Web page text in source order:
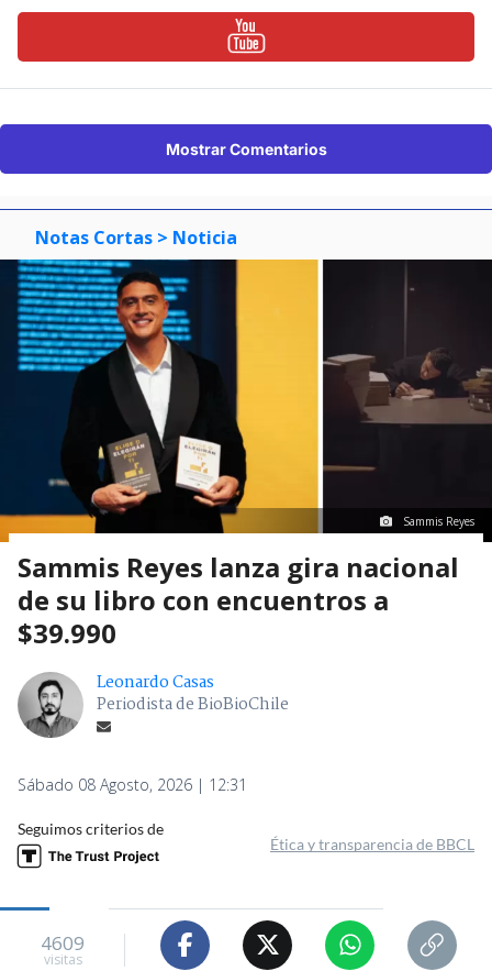
Mostrar Comentarios
Notas Cortas > Noticia
Sammis Reyes
Sammis Reyes lanza gira nacional
de su libro con encuentros a
$39.990
Leonardo Casas
Periodista de BioBioChile
Sábado 08 Agosto, 2026 | 12:31
Seguimos criterios de
Ética y transparencia de BBCL
4609
visitas